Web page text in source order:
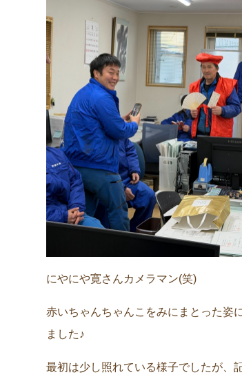
にやにや寛さんカメラマン(笑)
赤いちゃんちゃんこをみにまとった姿
ました♪
最初は少し照れている様子でしたが、